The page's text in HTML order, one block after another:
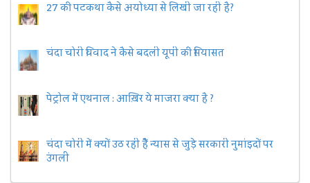
27 की पटकथा कैसे अयोध्या से लिखी जा रही है?
चंदा चोरी विवाद ने कैसे बदली यूपी की सियासत
पेट्रोल में एथनाल : आख़िर ये माजरा क्या है ?
चंदा चोरी में क्यों उठ रही हैैं न्यास से जुड़े सरकारी नुमांइदों पर
उंगली